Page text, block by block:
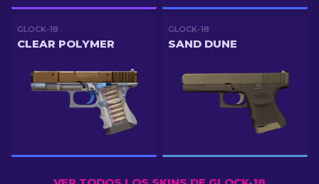
GLOCK-18
CLEAR POLYMER
GLOCK-18
SAND DUNE